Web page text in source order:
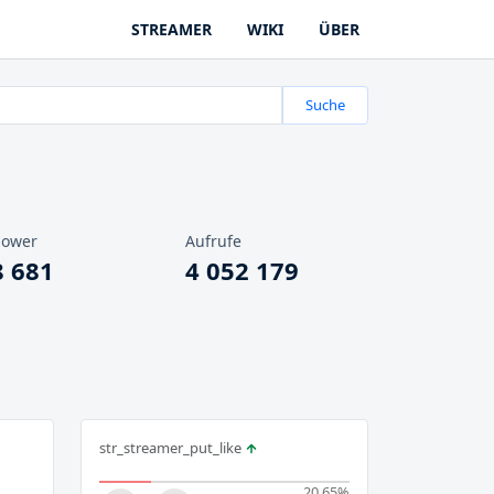
STREAMER WIKI ÜBER
Suche
681
Aufrufe
4 052 179
str_streamer_put_like